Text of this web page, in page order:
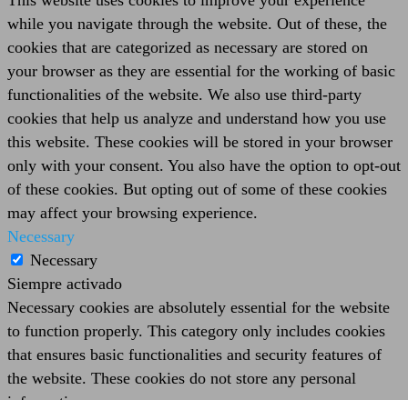
while you navigate through the website. Out of these, the
cookies that are categorized as necessary are stored on
your browser as they are essential for the working of basic
functionalities of the website. We also use third-party
cookies that help us analyze and understand how you use
this website. These cookies will be stored in your browser
only with your consent. You also have the option to opt-out
of these cookies. But opting out of some of these cookies
may affect your browsing experience.
Necessary
Necessary
Siempre activado
Necessary cookies are absolutely essential for the website
to function properly. This category only includes cookies
that ensures basic functionalities and security features of
the website. These cookies do not store any personal